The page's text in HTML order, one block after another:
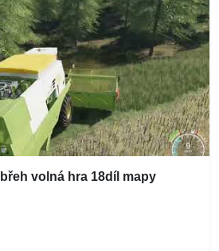
volná hra 18díl mapy